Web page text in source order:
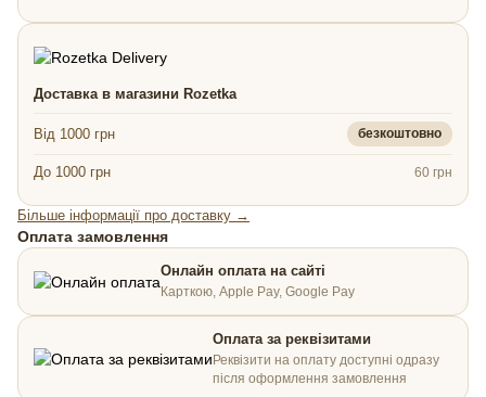
Доставка в магазини Rozetka
Від 1000 грн безкоштовно
До 1000 грн 60 грн
Більше інформації про доставку →
Оплата замовлення
Онлайн оплата на сайті
Карткою, Apple Pay, Google Pay
Оплата за реквізитами
Реквізити на оплату доступні одразу
після оформлення замовлення